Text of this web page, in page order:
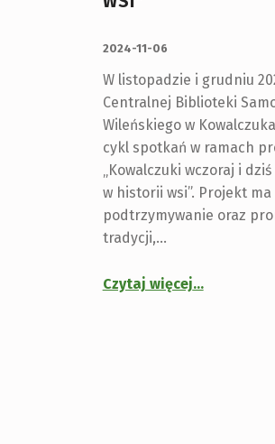
2024-11-06
W listopadzie i grudniu
Centralnej Biblioteki
Wileńskiego w
cykl spotkań w ramach
„Kowalczuki wczoraj i
w historii wsi”. Projekt ma
podtrzymywanie oraz
tradycji,…
Czytaj więcej…